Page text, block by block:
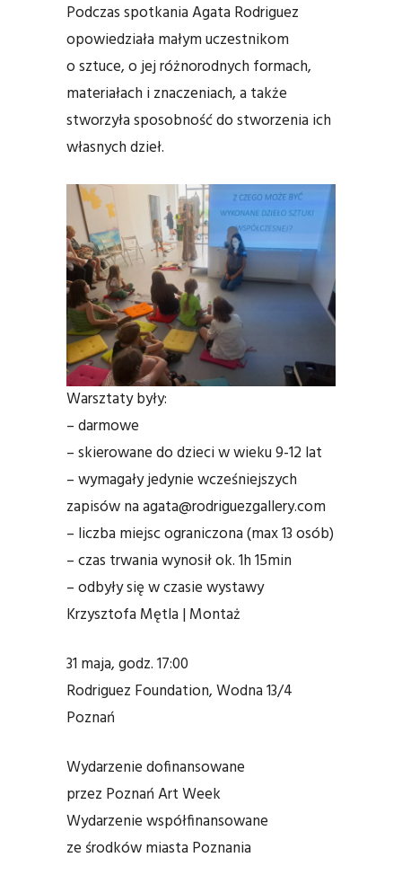
Podczas spotkania Agata Rodriguez
opowiedziała małym uczestnikom
o sztuce, o jej różnorodnych formach,
materiałach i znaczeniach, a także
stworzyła sposobność do stworzenia ich
własnych dzieł.
Warsztaty były:
– darmowe
– skierowane do dzieci w wieku 9-12 lat
– wymagały jedynie wcześniejszych
zapisów naagata@rodriguezgallery.com
– liczba miejsc ograniczona (max 13 osób)
– czas trwania wynosił ok. 1h 15min
– odbyły się w czasie wystawy
Krzysztofa Mętla | Montaż
31 maja, godz. 17:00
Rodriguez Foundation, Wodna 13/4
Poznań
Wydarzenie dofinansowane
przez Poznań Art Week
Wydarzenie współfinansowane
ze środków miasta Poznania